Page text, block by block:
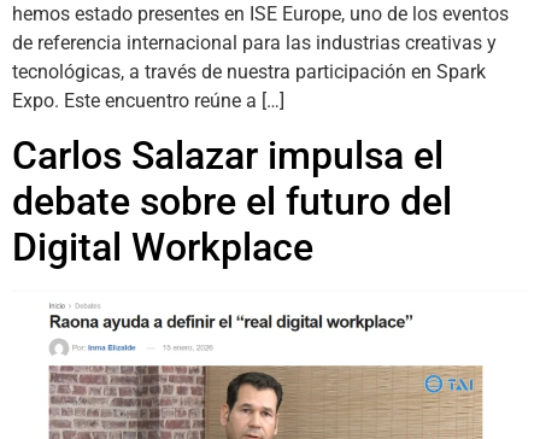
hemos estado presentes en ISE Europe, uno de los eventos
de referencia internacional para las industrias creativas y
tecnológicas, a través de nuestra participación en Spark
Expo. Este encuentro reúne a […]
Carlos Salazar impulsa el
debate sobre el futuro del
Digital Workplace